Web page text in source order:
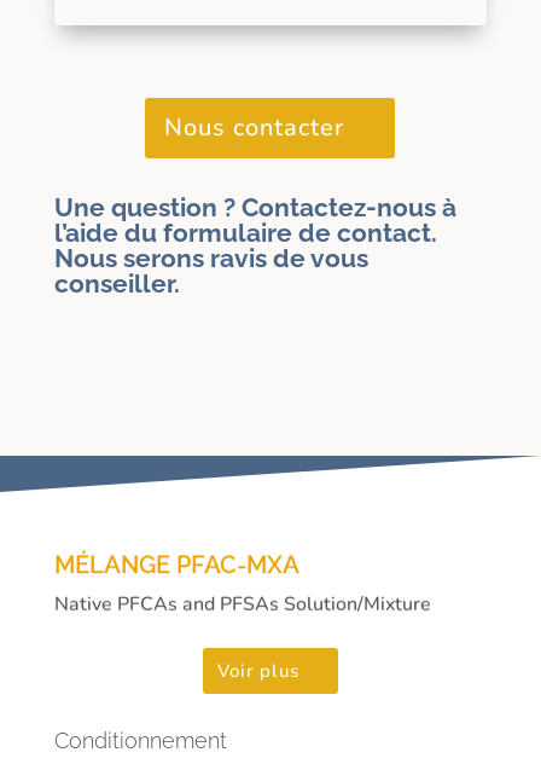
Nous contacter
Une question ? Contactez-nous à
l’aide du formulaire de contact.
Nous serons ravis de vous
conseiller.
MÉLANGE PFAC-MXA
Native PFCAs and PFSAs Solution/Mixture
Voir plus
Conditionnement